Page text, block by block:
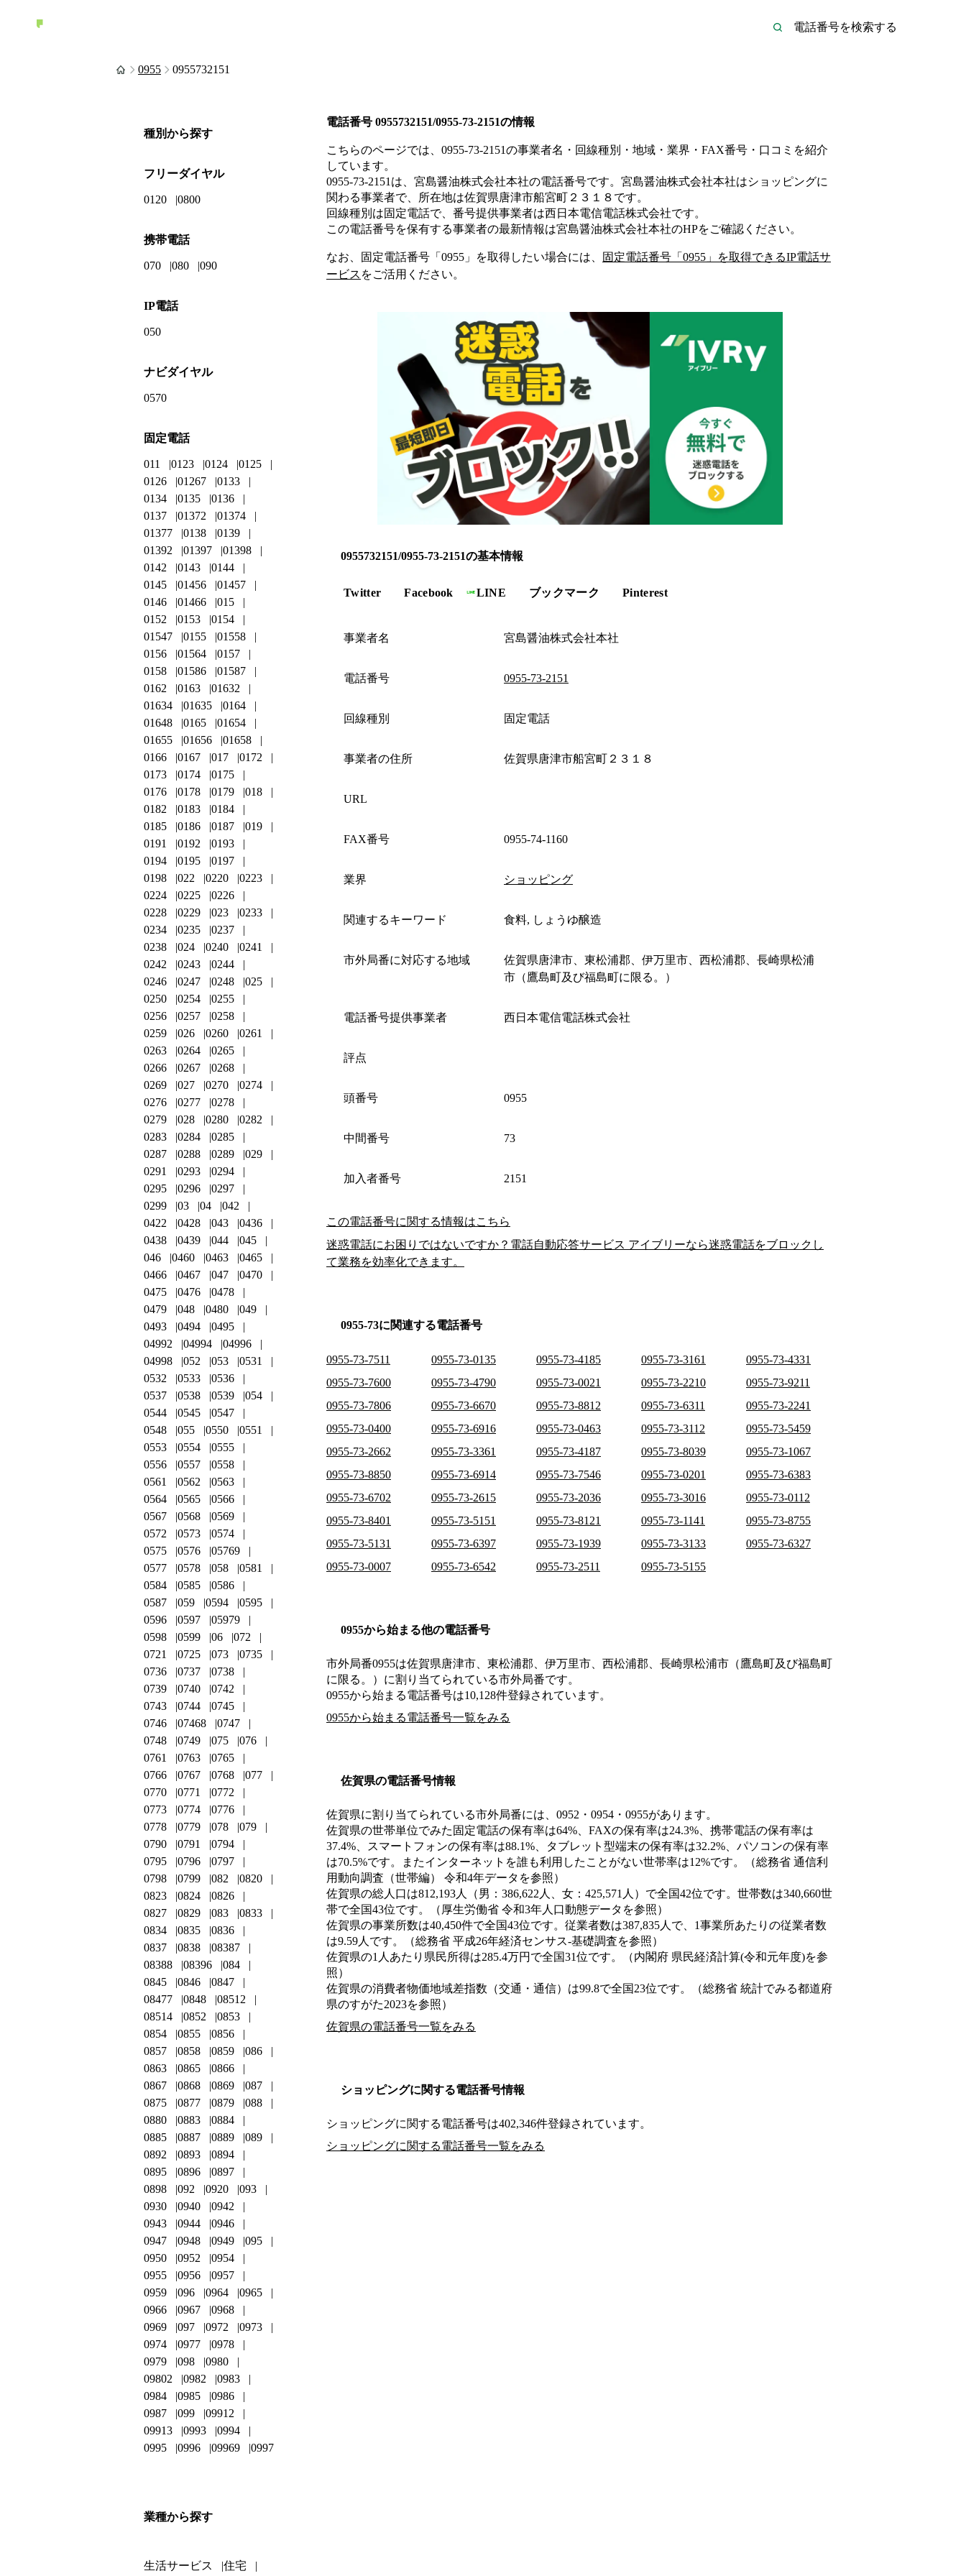
0955 0955732151
電話番号 0955732151/0955-73-2151の情報
こちらのページでは、 0955-73-2151の事業者名・回線種別・地域・業界・FAX番号・口コミを紹介
しています。
0955-73-2151 は、 宮島醤油株式会社本社の電話番号です。 宮島醤油株式会社本社はショッピングに
関わる事業者で、所在地は佐賀県唐津市船宮町２３１８ です。
回線種別は固定電話で、番号提供事業者は西日本電信電話株式会社です。
この電話番号を保有する事業者の最新情報は宮島醤油株式会社本社のHPをご確認ください。
なお、固定電話番号「 0955 」を取得したい場合には、 固定電話番号「 0955 」を取得できるIP電話サ
ービス をご活用ください。
0955732151/0955-73-2151の基本情報
Twitter Facebook LINE ブックマーク Pinterest
事業者名 宮島醤油株式会社本社
電話番号 0955-73-2151
回線種別 固定電話
事業者の住所 佐賀県唐津市船宮町２３１８
URL
FAX番号 0955-74-1160
業界 ショッピング
関連するキーワード 食料, しょうゆ醸造
市外局番に対応する地域
佐賀県唐津市、東松浦郡、伊万里市、西松浦郡、長崎県松浦
市（鷹島町及び福島町に限る。）
電話番号提供事業者 西日本電信電話株式会社
評点
頭番号 0955
中間番号 73
加入者番号 2151
この電話番号に関する情報はこちら
迷惑電話にお困りではないですか？電話自動応答サービス アイブリーなら迷惑電話をブロックし
て業務を効率化できます。
0955-73に関連する電話番号
0955-73-7511 0955-73-0135 0955-73-4185 0955-73-3161
0955-73-4331
0955-73-7600
0955-73-4790 0955-73-0021 0955-73-2210
0955-73-9211
0955-73-7806
0955-73-6670 0955-73-8812 0955-73-6311
0955-73-2241
0955-73-0400
0955-73-6916 0955-73-0463 0955-73-3112
0955-73-5459
0955-73-2662
0955-73-3361 0955-73-4187 0955-73-8039
0955-73-1067
0955-73-8850
0955-73-6914 0955-73-7546 0955-73-0201
0955-73-6383
0955-73-6702
0955-73-2615 0955-73-2036 0955-73-3016
0955-73-0112
0955-73-8401
0955-73-5151 0955-73-8121 0955-73-1141
0955-73-8755
0955-73-5131
0955-73-6397 0955-73-1939 0955-73-3133
0955-73-6327
0955-73-0007
0955-73-6542 0955-73-2511 0955-73-5155
0955から始まる他の電話番号
市外局番0955は佐賀県唐津市、東松浦郡、伊万里市、西松浦郡、長崎県松浦市（鷹島町及び福島町
に限る。） に割り当てられている市外局番です。
0955から始まる電話番号は10,128件登録されています。
0955から始まる電話番号一覧をみる
佐賀県の電話番号情報
佐賀県に割り当てられている市外局番には、0952・0954・0955があります。
佐賀県の世帯単位でみた固定電話の保有率は64%、FAXの保有率は24.3%、携帯電話の保有率は
37.4%、スマートフォンの保有率は88.1%、タブレット型端末の保有率は32.2%、パソコンの保有率
は70.5%です。またインターネットを誰も利用したことがない世帯率は12%です。（総務省 通信利
用動向調査（世帯編） 令和4年データを参照）
佐賀県の総人口は812,193人（男：386,622人、女：425,571人）で全国42位です。世帯数は340,660世
帯で全国43位です。（厚生労働省 令和3年人口動態データを参照）
佐賀県の事業所数は40,450件で全国43位です。従業者数は387,835人で、1事業所あたりの従業者数
は9.59人です。（総務省 平成26年経済センサス‐基礎調査を参照）
佐賀県の1人あたり県民所得は285.4万円で全国31位です。（内閣府 県民経済計算(令和元年度)を参
照）
佐賀県の消費者物価地域差指数（交通・通信）は99.8で全国23位です。（総務省 統計でみる都道府
県のすがた2023を参照）
佐賀県の電話番号一覧をみる
ショッピングに関する電話番号情報
ショッピングに関する電話番号は402,346件登録されています。
ショッピングに関する電話番号一覧をみる
種別から探す
フリーダイヤル
0120 0800
携帯電話
070 080 090
IP電話
050
ナビダイヤル
0570
固定電話
011 0123 0124
0125
0126
01267
0133
0134
0135
0136
0137
01372
01374
01377
0138
0139
01392
01397
01398
0142
0143
0144
0145
01456
01457
0146
01466
015
0152
0153
0154
01547
0155
01558
0156
01564
0157
0158
01586
01587
0162
0163
01632
01634
01635
0164
01648
0165
01654
01655
01656
01658
0166
0167 017
0172
0173
0174
0175
0176
0178 0179
018
0182
0183
0184
0185
0186 0187
019
0191
0192
0193
0194
0195
0197
0198
022 0220
0223
0224
0225
0226
0228
0229 023
0233
0234
0235
0237
0238
024 0240
0241
0242
0243
0244
0246
0247 0248
025
0250
0254
0255
0256
0257
0258
0259
026 0260
0261
0263
0264
0265
0266
0267
0268
0269
027 0270
0274
0276
0277
0278
0279
028 0280
0282
0283
0284
0285
0287
0288 0289
029
0291
0293
0294
0295
0296
0297
0299
03 04
042
0422
0428 043
0436
0438
0439 044
045
046
0460 0463
0465
0466
0467 047
0470
0475
0476
0478
0479
048 0480
049
0493
0494
0495
04992
04994
04996
04998
052 053
0531
0532
0533
0536
0537
0538 0539
054
0544
0545
0547
0548
055 0550
0551
0553
0554
0555
0556
0557
0558
0561
0562
0563
0564
0565
0566
0567
0568
0569
0572
0573
0574
0575
0576
05769
0577
0578 058
0581
0584
0585
0586
0587
059 0594
0595
0596
0597
05979
0598
0599 06
072
0721
0725 073
0735
0736
0737
0738
0739
0740
0742
0743
0744
0745
0746
07468
0747
0748
0749 075
076
0761
0763
0765
0766
0767 0768
077
0770
0771
0772
0773
0774
0776
0778
0779 078
079
0790
0791
0794
0795
0796
0797
0798
0799 082
0820
0823
0824
0826
0827
0829 083
0833
0834
0835
0836
0837
0838
08387
08388
08396
084
0845
0846
0847
08477
0848
08512
08514
0852
0853
0854
0855
0856
0857
0858 0859
086
0863
0865
0866
0867
0868 0869
087
0875
0877 0879
088
0880
0883
0884
0885
0887 0889
089
0892
0893
0894
0895
0896
0897
0898
092 0920
093
0930
0940
0942
0943
0944
0946
0947
0948 0949
095
0950
0952
0954
0955
0956
0957
0959
096 0964
0965
0966
0967
0968
0969
097 0972
0973
0974
0977
0978
0979
098
0980
09802
0982
0983
0984
0985
0986
0987
099
09912
09913
0993
0994
0995
0996 09969 0997
業種から探す
生活サービス 住宅